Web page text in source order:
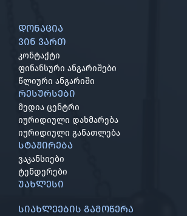
დონაცია
ვინ ვართ
კონტაქტი
ფინანსური ანგარიშები
წლიური ანგარიში
რესურსები
მედია ცენტრი
იურიდიული დახმარება
იურიდიული განათლება
სტაჟირება
ვაკანსიები
ტენდერები
უახლესი
სიახლეების გამოწერა